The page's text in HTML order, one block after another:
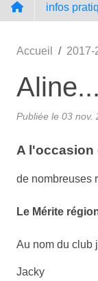
infos
Accueil 2017-
Publiée le 03 nov.
A l'occasion
de nombreuses
Le Mérite
Au nom du club
Jacky